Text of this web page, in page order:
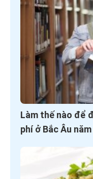
Làm thế nào để
phí ở Bắc Âu